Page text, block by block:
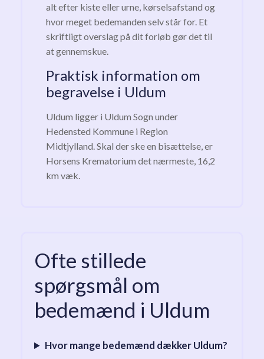
alt efter kiste eller urne, kørselsafstand og
hvor meget bedemanden selv står for. Et
skriftligt overslag på dit forløb gør det til
at gennemskue.
Praktisk information om
begravelse i Uldum
Uldum ligger i Uldum Sogn under
Hedensted Kommune i Region
Midtjylland. Skal der ske en bisættelse, er
Horsens Krematorium det nærmeste, 16,2
km væk.
Ofte stillede
spørgsmål om
bedemænd i Uldum
Hvor mange bedemænd dækker Uldum?